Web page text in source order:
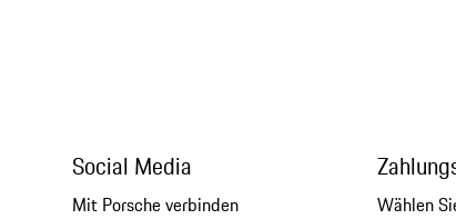
Social Media
Mit Porsche verbinden Wählen